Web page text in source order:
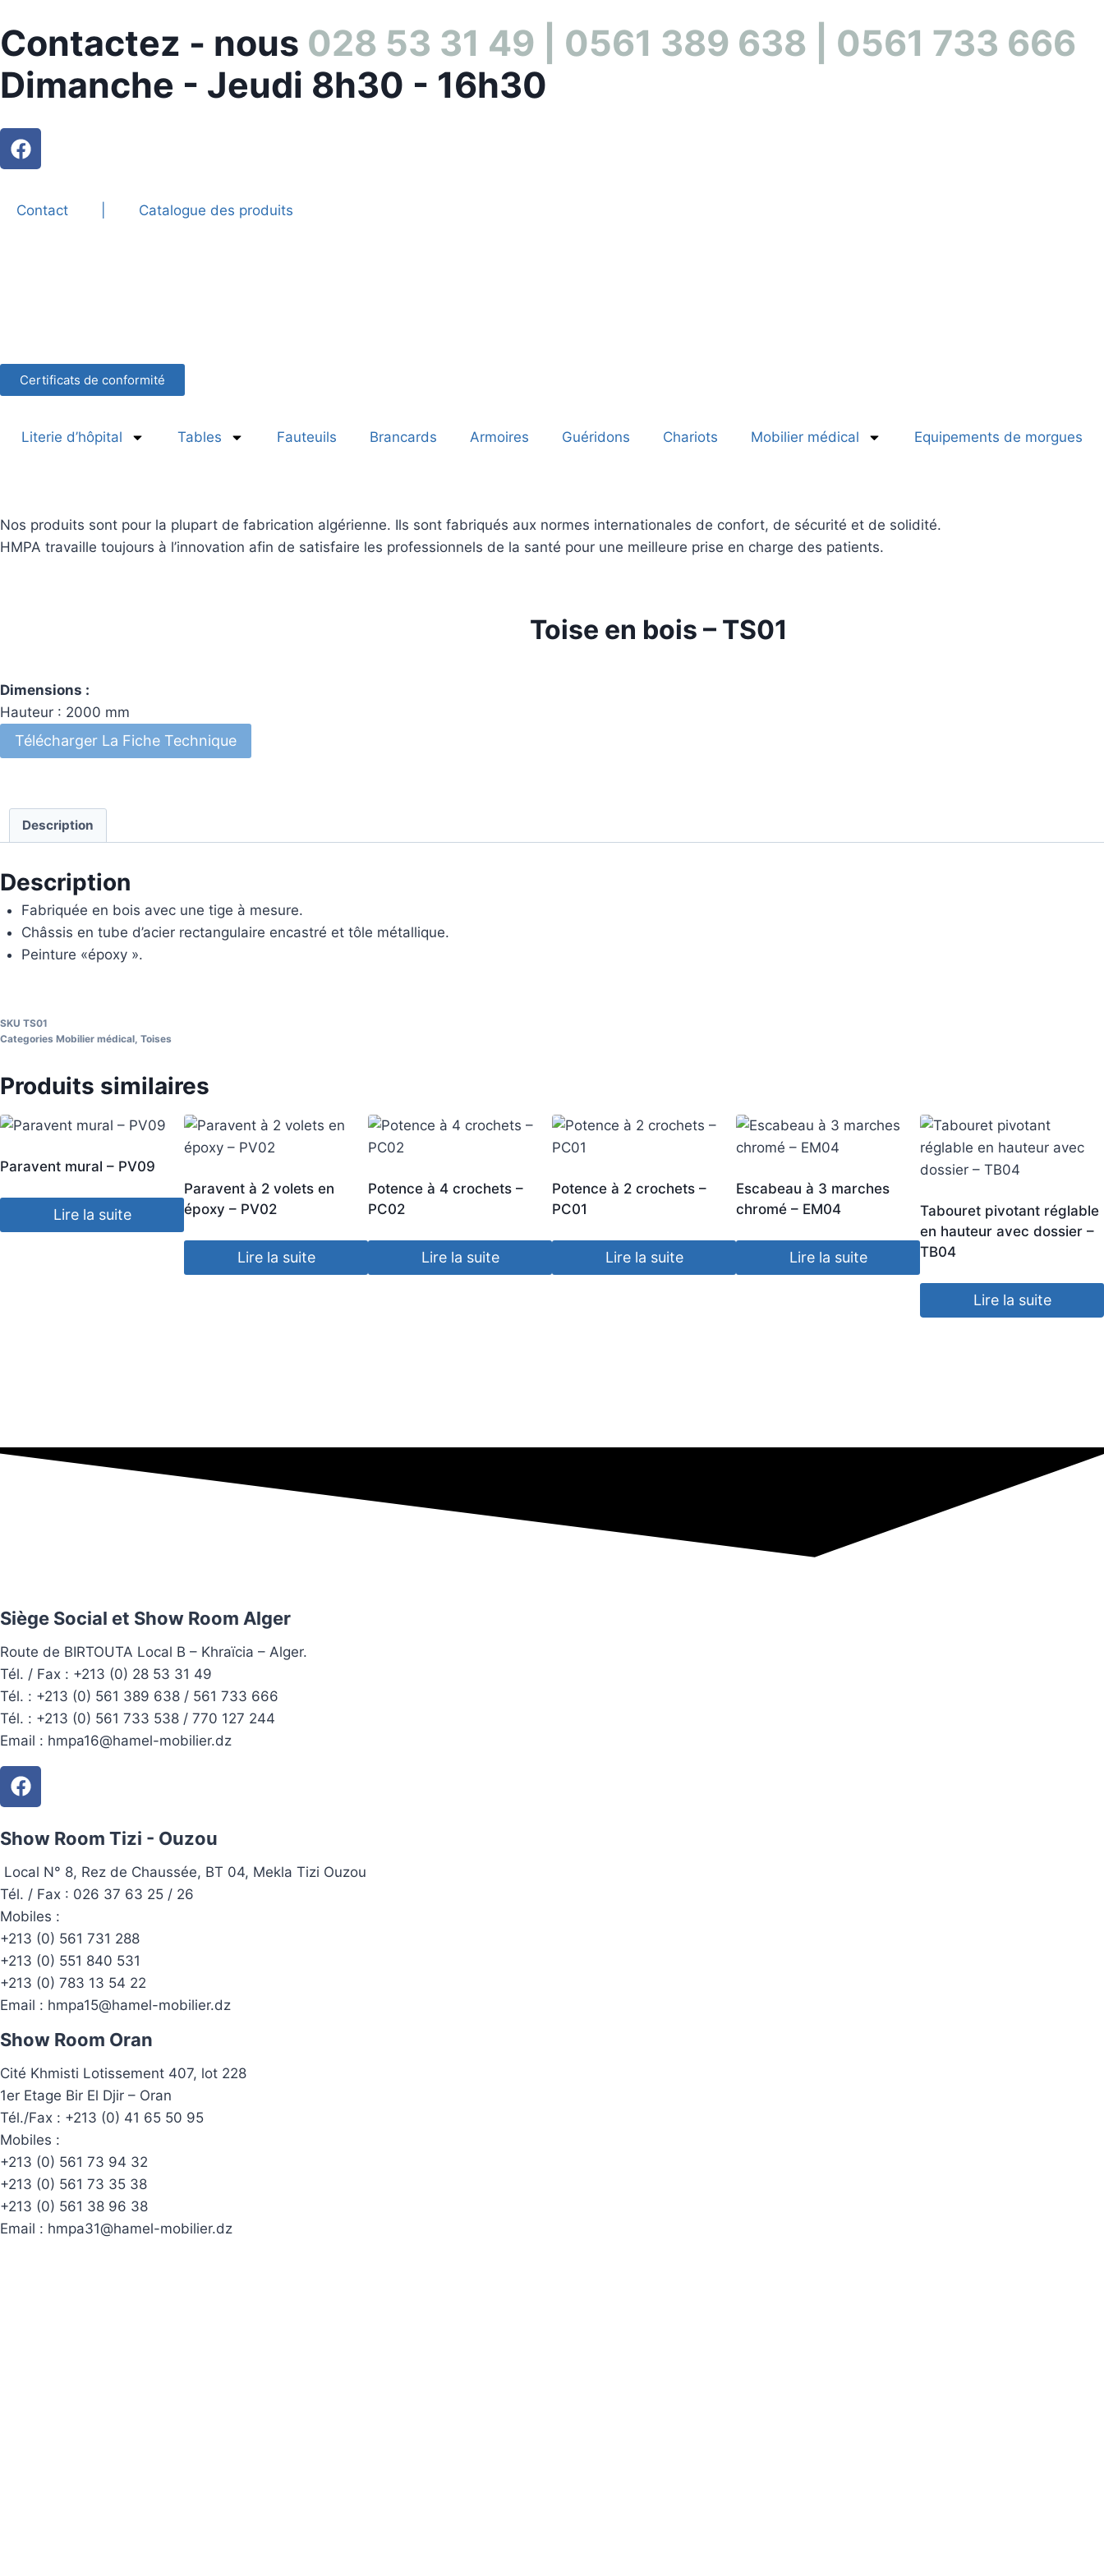
Contactez - nous 028 53 31 49 | 0561 389 638 | 0561 733 666
Dimanche - Jeudi 8h30 - 16h30
Contact Catalogue des produits
Certificats de conformité
Literie d’hôpital Tables Fauteuils Brancards Armoires Guéridons Chariots Mobilier médical Equipements de morgues
Nos produits sont pour la plupart de fabrication algérienne. Ils sont fabriqués aux normes internationales de confort, de sécurité et de solidité.
HMPA travaille toujours à l’innovation afin de satisfaire les professionnels de la santé pour une meilleure prise en charge des patients.
Toise en bois – TS01
Dimensions :
Hauteur : 2000 mm
Télécharger La Fiche Technique
Description
Description
Fabriquée en bois avec une tige à mesure.
Châssis en tube d’acier rectangulaire encastré et tôle métallique.
Peinture «époxy ».
SKU TS01
Categories Mobilier médical Toises
Produits similaires
Paravent mural – PV09
Lire la suite
Paravent à 2 volets en
époxy – PV02
Lire la suite
Potence à 4 crochets –
PC02
Lire la suite
Potence à 2 crochets –
PC01
Lire la suite
Escabeau à 3 marches
chromé – EM04
Lire la suite
Tabouret pivotant réglable
en hauteur avec dossier –
TB04
Lire la suite
Siège Social et Show Room Alger
Route de BIRTOUTA Local B – Khraïcia – Alger.
Tél. / Fax : +213 (0) 28 53 31 49
Tél. : +213 (0) 561 389 638 / 561 733 666
Tél. : +213 (0) 561 733 538 / 770 127 244
Email : hmpa16@hamel-mobilier.dz
Show Room Tizi - Ouzou
Local N° 8, Rez de Chaussée, BT 04, Mekla Tizi Ouzou
Tél. / Fax : 026 37 63 25 / 26
Mobiles :
+213 (0) 561 731 288
+213 (0) 551 840 531
+213 (0) 783 13 54 22
Email : hmpa15@hamel-mobilier.dz
Show Room Oran
Cité Khmisti Lotissement 407, lot 228
1er Etage Bir El Djir – Oran
Tél./Fax : +213 (0) 41 65 50 95
Mobiles :
+213 (0) 561 73 94 32
+213 (0) 561 73 35 38
+213 (0) 561 38 96 38
Email : hmpa31@hamel-mobilier.dz